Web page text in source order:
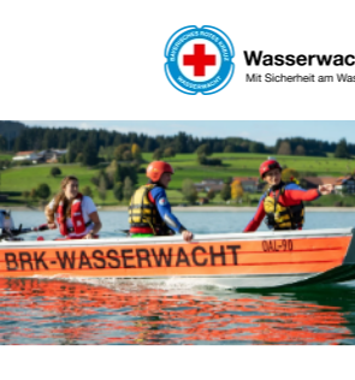
Skip to main content